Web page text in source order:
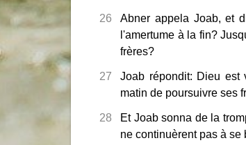
26
Abner appela Joab, et
l'amertume à la fin?
frères?
27
Joab répondit: Dieu est
matin de poursuivre ses
28
Et Joab sonna de la
ne continuèrent pas à se